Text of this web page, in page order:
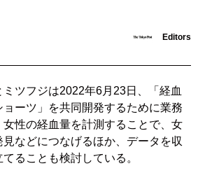
Editors
ツフジは2022年6月23日、「経血
ーツ」を共同開発するために業務
性の経血量を計測することで、女
などにつなげるほか、データを収
ることも検討している。